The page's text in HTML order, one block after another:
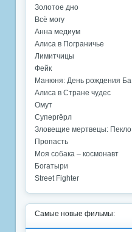
Золотое дно
Всё могу
Анна медиум
Алиса в Пограничье
Лимитчицы
Фейк
Манюня: День рождения Ба
Алиса в Стране чудес
Омут
Супергёрл
Зловещие мертвецы: Пекло
Пропасть
Моя собака – космонавт
Богатыри
Street Fighter
Самые новые фильмы: